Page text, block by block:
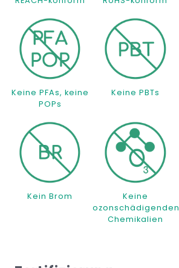
Keine PFAs, keine
POPs
Keine PBTs
Kein Brom
Keine
ozonschädigenden
Chemikalien